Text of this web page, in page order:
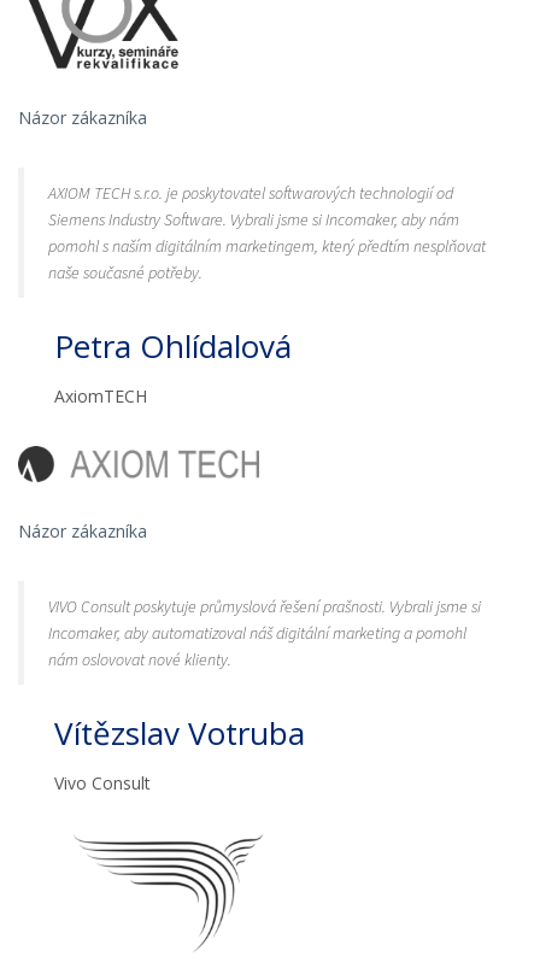
Názor zákazníka
AXIOM TECH s.r.o. je poskytovatel softwarových technologií od
Siemens Industry Software. Vybrali jsme si Incomaker, aby nám
pomohl s naším digitálním marketingem, který předtím nesplňovat
naše současné potřeby.
Petra Ohlídalová
AxiomTECH
Názor zákazníka
VIVO Consult poskytuje průmyslová řešení prašnosti. Vybrali jsme si
Incomaker, aby automatizoval náš digitální marketing a pomohl
nám oslovovat nové klienty.
Vítězslav Votruba
Vivo Consult